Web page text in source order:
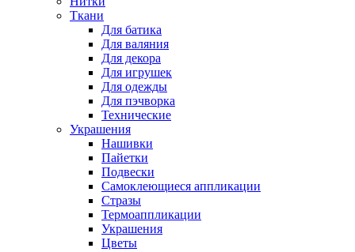
Ткани
Для батика
Для валяния
Для декора
Для игрушек
Для одежды
Для пэчворка
Технические
Украшения
Нашивки
Пайетки
Подвески
Самоклеющиеся аппликации
Стразы
Термоаппликации
Украшения
Цветы